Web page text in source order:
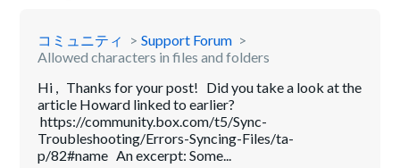
コミュニティ
Support Forum
Allowed characters in files and folders
Hi , Thanks for your post! Did you take a look at the
article Howard linked to earlier?
https://community.box.com/t5/Sync-
Troubleshooting/Errors-Syncing-Files/ta-
p/82#name An excerpt: Some...